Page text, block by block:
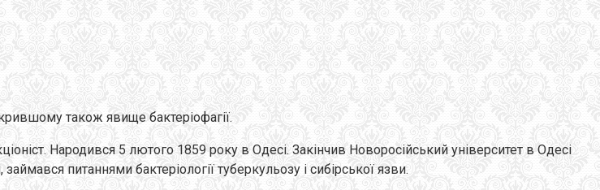
також явище бактеріофагії.
Народився 5 лютого 1859 року в Одесі. Закінчив Новоросійський університет в Одесі
питаннями бактеріології туберкульозу і сибірської язви.